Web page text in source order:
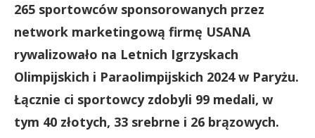
265 sportowców sponsorowanych przez
network marketingową firmę USANA
rywalizowało na Letnich Igrzyskach
Olimpijskich i Paraolimpijskich 2024 w Paryżu.
Łącznie ci sportowcy zdobyli 99 medali, w
tym 40 złotych, 33 srebrne i 26 brązowych.